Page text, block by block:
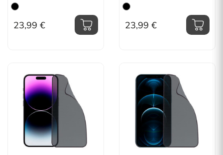
23,99 € 23,99 €